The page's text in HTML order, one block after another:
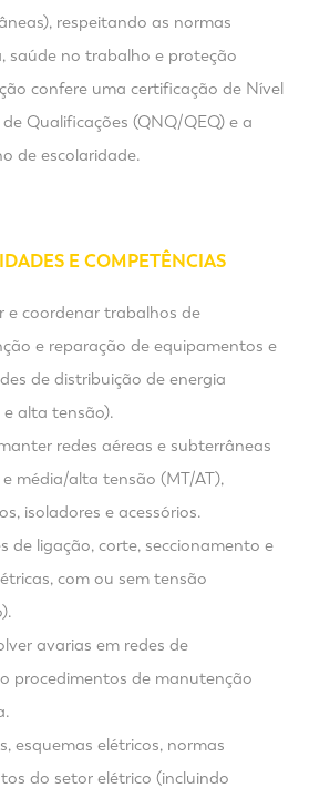
respeitando as normas
saúde no trabalho e proteção
confere uma certificação de Nível
Qualificações (QNQ/QEQ) e a
de escolaridade.
E COMPETÊNCIAS
e coordenar trabalhos de
e reparação de equipamentos e
de distribuição de energia
e alta tensão).
redes aéreas e subterrâneas
média/alta tensão (MT/AT),
isoladores e acessórios.
de ligação, corte, seccionamento e
com ou sem tensão
avarias em redes de
procedimentos de manutenção
esquemas elétricos, normas
do setor elétrico (incluindo